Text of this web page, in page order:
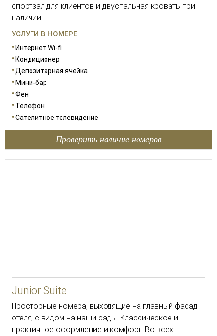
спортзал для клиентов и двуспальная кровать при
наличии.
УСЛУГИ В НОМЕРЕ
Интернет Wi-fi
Кондиционер
Депозитарная ячейка
Мини-бар
Фен
Телефон
Сателитное телевидение
Проверить наличие номеров
Junior Suite
Просторные номера, выходящие на главный фасад
отеля, с видом на наши сады. Классическое и
практичное оформление и комфорт. Во всех